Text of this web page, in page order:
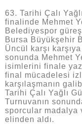
63. Tarihi Çalı
finalinde Mehmet
Belediyespor
Bursa Büyükşehir
Üncül karşı
sonunda Mehmet
isimlerini finale
final mücadelesi
karşılaşmanın
Tarihi Çalı Yağlı
Turnuvanın
sporcular madalya
elinden aldı.